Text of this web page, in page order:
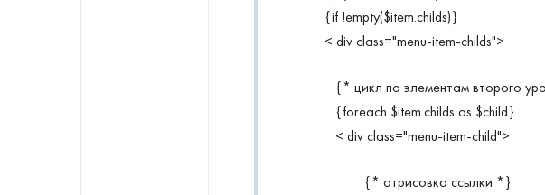
{if !empty($item.childs)}
< div class="menu-item-childs">
{* цикл по элементам второго
{foreach $item.childs as $child}
< div class="menu-item-child">
{* отрисовка ссылки *}